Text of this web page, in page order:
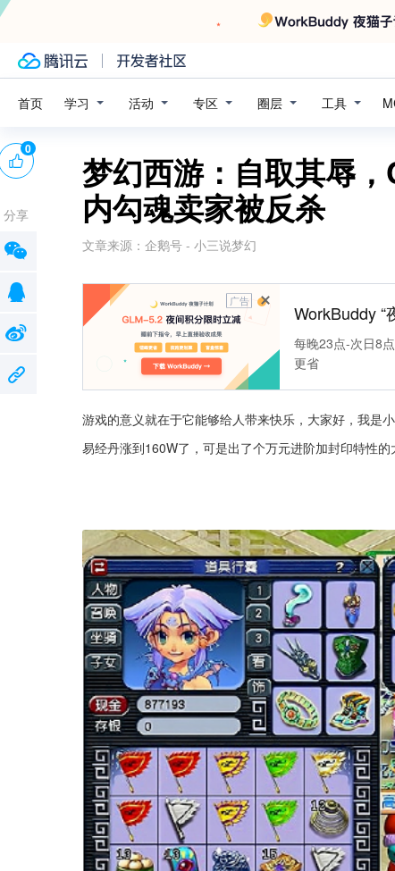
首页 学习 活动 专区 圈层 工具
梦幻西游：自取其辱
内勾魂卖家被反杀
文章来源： 企鹅号 - 小三说梦幻
广告
WorkBuddy “
每晚23点-次日8
更省
游戏的意义就在于它能够给人带来快乐，大家好，我是
易经丹涨到160W了，可是出了个万元进阶加封印特性的
0
分享